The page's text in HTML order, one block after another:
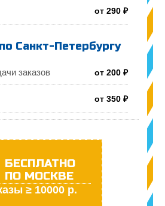
от 290 ₽
Санкт-Петербургу
заказов от 200 ₽
от 350 ₽
БЕСПЛАТНО
ПО МОСКВЕ
≥ 10000 р.